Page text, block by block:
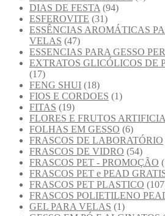
DIAS DE FESTA (94)
ESFEROVITE (31)
ESSÊNCIAS AROMÁTICAS
VELAS (47)
ESSENCIAS PARA GESSO
EXTRATOS GLICÓLICOS DE
(17)
FENG SHUI (18)
FIOS E CORDOES (1)
FITAS (19)
FLORES E FRUTOS
FOLHAS EM GESSO (6)
FRASCOS DE LABORATÓRIO
FRASCOS DE VIDRO (54)
FRASCOS PET - PROMOÇÃO
FRASCOS PET e PEAD
FRASCOS PET PLASTICO
FRASCOS POLIETILENO
GEL PARA VELAS (1)